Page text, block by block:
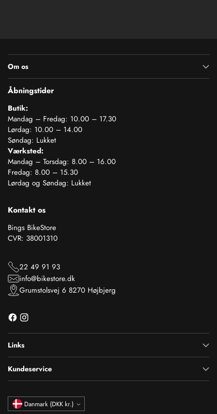
Om os
Åbningstider
Butik:
Mandag – Fredag: 10.00 – 17.30
Lørdag: 10.00 – 14.00
Søndag: Lukket
Værksted:
Mandag – Torsdag: 8.00 – 16.00
Fredag: 8.00 – 15.30
Lørdag og Søndag: Lukket
Kontakt os
Bings BikeStore
CVR: 38001310
22 49 91 93
info@bikestore.dk
Grumstolsvej 6 8270 Højbjerg
Links
Kundeservice
Valuta Danmark (DKK kr.)